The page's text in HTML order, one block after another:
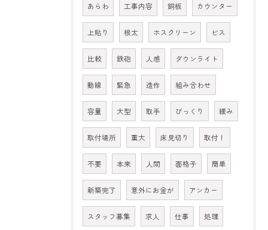
あらわ 工事内容 銅板 カウンター
上貼り 根太 ホスクリーン ビス
比較 鉄砲 人感 ダウンライト
動線 緊急 造作 組み合わせ
容量 大型 取手 びっくり 緩み
取付場所 重大 床見切り 取付！
不要 本来 人間 面格子 簡単
新築完了 意外にお金が アンカー
スタッフ募集 求人 仕事 処理